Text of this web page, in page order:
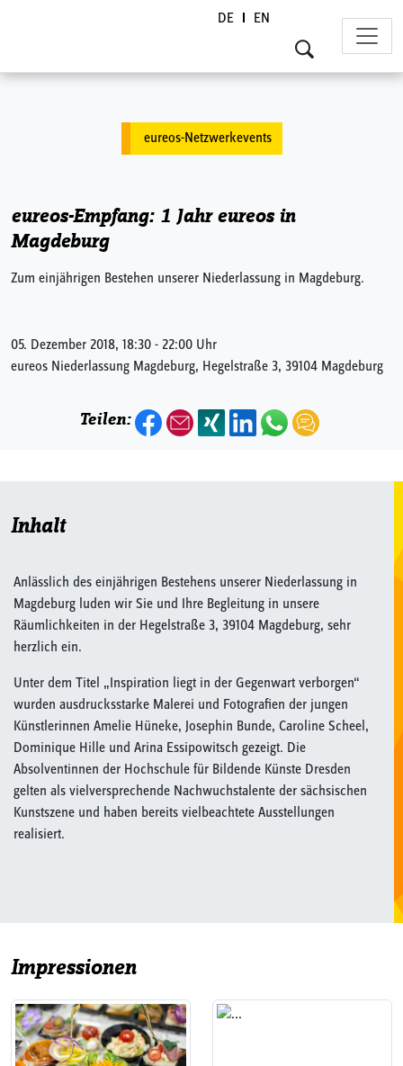
DE EN
eureos-Netzwerkevents
eureos-Empfang: 1 Jahr eureos in
Magdeburg
Zum einjährigen Bestehen unserer Niederlassung in Magdeburg.
05. Dezember 2018, 18:30 - 22:00 Uhr
eureos Niederlassung Magdeburg, Hegelstraße 3, 39104 Magdeburg
Teilen:
Inhalt
Anlässlich des einjährigen Bestehens unserer Niederlassung in
Magdeburg luden wir Sie und Ihre Begleitung in unsere
Räumlichkeiten in der Hegelstraße 3, 39104 Magdeburg, sehr
herzlich ein.
Unter dem Titel „Inspiration liegt in der Gegenwart verborgen“
wurden ausdrucksstarke Malerei und Fotografien der jungen
Künstlerinnen Amelie Hüneke, Josephin Bunde, Caroline Scheel,
Dominique Hille und Arina Essipowitsch gezeigt. Die
Absolventinnen der Hochschule für Bildende Künste Dresden
gelten als vielversprechende Nachwuchstalente der sächsischen
Kunstszene und haben bereits vielbeachtete Ausstellungen
realisiert.
Impressionen